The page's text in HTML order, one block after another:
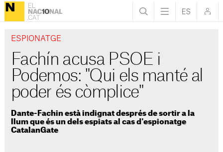
ESPIONATGE
Fachín acusa PSOE i
Podemos: "Qui els manté al
poder és còmplice"
Dante-Fachin està indignat després de sortir a la
llum que és un dels espiats al cas d'espionatge
CatalanGate